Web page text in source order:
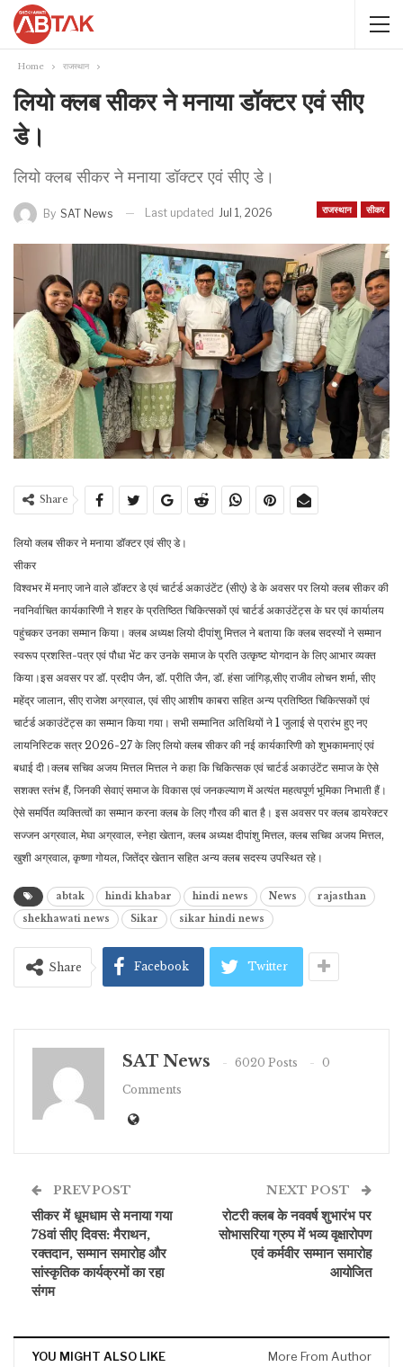
Home राजस्थान
लियो क्लब सीकर ने मनाया डॉक्टर एवं सीए
डे।
लियो क्लब सीकर ने मनाया डॉक्टर एवं सीए डे।
राजस्थान सीकर
By SAT News Last updated Jul 1, 2026
Share
लियो क्लब सीकर ने मनाया डॉक्टर एवं सीए डे।
सीकर
विश्वभर में मनाए जाने वाले डॉक्टर डे एवं चार्टर्ड अकाउंटेंट (सीए) डे के अवसर पर लियो क्लब सीकर की
नवनिर्वाचित कार्यकारिणी ने शहर के प्रतिष्ठित चिकित्सकों एवं चार्टर्ड अकाउंटेंट्स के घर एवं कार्यालय
पहुंचकर उनका सम्मान किया। क्लब अध्यक्ष लियो दीपांशु मित्तल ने बताया कि क्लब सदस्यों ने सम्मान
स्वरूप प्रशस्ति-पत्र एवं पौधा भेंट कर उनके समाज के प्रति उत्कृष्ट योगदान के लिए आभार व्यक्त
किया।इस अवसर पर डॉ. प्रदीप जैन, डॉ. प्रीति जैन, डॉ. हंसा जांगिड़,सीए राजीव लोचन शर्मा, सीए
महेंद्र जालान, सीए राजेश अग्रवाल, एवं सीए आशीष काबरा सहित अन्य प्रतिष्ठित चिकित्सकों एवं
चार्टर्ड अकाउंटेंट्स का सम्मान किया गया। सभी सम्मानित अतिथियों ने 1 जुलाई से प्रारंभ हुए नए
लायनिस्टिक सत्र 2026-27 के लिए लियो क्लब सीकर की नई कार्यकारिणी को शुभकामनाएं एवं
बधाई दी।क्लब सचिव अजय मित्तल मित्तल ने कहा कि चिकित्सक एवं चार्टर्ड अकाउंटेंट समाज के ऐसे
सशक्त स्तंभ हैं, जिनकी सेवाएं समाज के विकास एवं जनकल्याण में अत्यंत महत्वपूर्ण भूमिका निभाती हैं।
ऐसे समर्पित व्यक्तित्वों का सम्मान करना क्लब के लिए गौरव की बात है। इस अवसर पर क्लब डायरेक्टर
सज्जन अग्रवाल, मेघा अग्रवाल, स्नेहा खेतान, क्लब अध्यक्ष दीपांशु मित्तल, क्लब सचिव अजय मित्तल,
खुशी अग्रवाल, कृष्णा गोयल, जितेंद्र खेतान सहित अन्य क्लब सदस्य उपस्थित रहे।
abtak hindi khabar hindi news News
rajasthan
shekhawati news
Sikar sikar hindi news
Share Facebook Twitter
SAT News 6020 Posts
0
Comments
PREV POST
सीकर में धूमधाम से मनाया गया
78वां सीए दिवस: मैराथन,
रक्तदान, सम्मान समारोह और
सांस्कृतिक कार्यक्रमों का रहा
संगम
NEXT POST
रोटरी क्लब के नववर्ष शुभारंभ पर
सोभासरिया ग्रुप में भव्य वृक्षारोपण
एवं कर्मवीर सम्मान समारोह
आयोजित
YOU MIGHT ALSO LIKE More From Author